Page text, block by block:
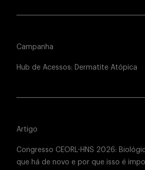
Campanha
Hub de Acessos: Dermatite Atópica
Artigo
Congresso CEORL-HNS 2026:
que há de novo e por que isso é